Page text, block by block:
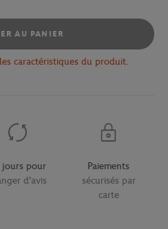
AU PANIER
caractéristiques du produit.
jours pour
d'avis
Paiements
sécurisés par
carte